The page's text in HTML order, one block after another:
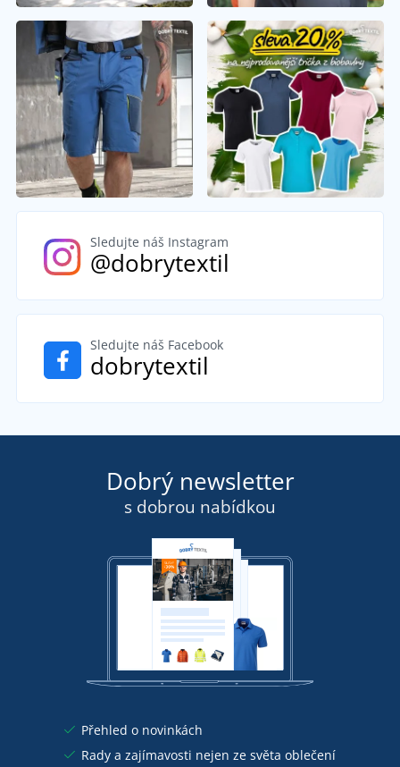
Sledujte náš Instagram
@dobrytextil
Sledujte náš Facebook
dobrytextil
Dobrý newsletter
s dobrou nabídkou
Přehled o novinkách
Rady a zajímavosti nejen ze světa oblečení